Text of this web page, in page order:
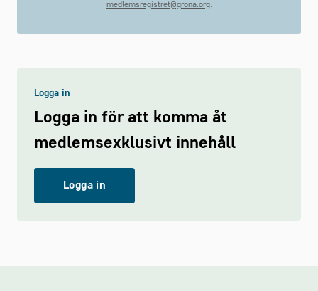
Logga in
Logga in för att komma åt
medlemsexklusivt innehåll
Logga in
medlemsregistret@grona.org.